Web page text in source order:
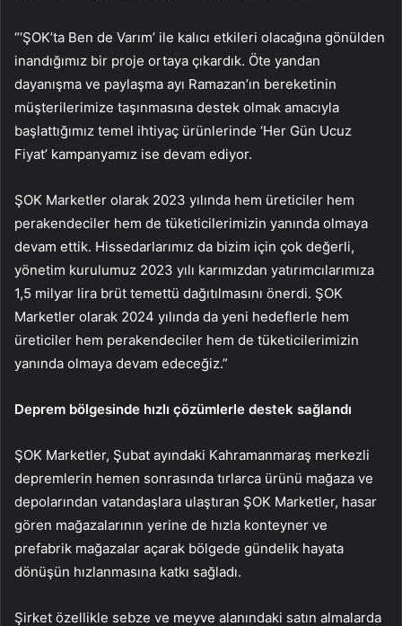
“‘ŞOK’ta Ben de Varım’ ile kalıcı etkileri olacağına gönülden
inandığımız bir proje ortaya çıkardık. Öte yandan
dayanışma ve paylaşma ayı Ramazan’ın bereketinin
müşterilerimize taşınmasına destek olmak amacıyla
başlattığımız temel ihtiyaç ürünlerinde ‘Her Gün Ucuz
Fiyat’ kampanyamız ise devam ediyor.
ŞOK Marketler olarak 2023 yılında hem üreticiler hem
perakendeciler hem de tüketicilerimizin yanında olmaya
devam ettik. Hissedarlarımız da bizim için çok değerli,
yönetim kurulumuz 2023 yılı karımızdan yatırımcılarımıza
1,5 milyar lira brüt temettü dağıtılmasını önerdi. ŞOK
Marketler olarak 2024 yılında da yeni hedeflerle hem
üreticiler hem perakendeciler hem de tüketicilerimizin
yanında olmaya devam edeceğiz.”
Deprem bölgesinde hızlı çözümlerle destek sağlandı
ŞOK Marketler, Şubat ayındaki Kahramanmaraş merkezli
depremlerin hemen sonrasında tırlarca ürünü mağaza ve
depolarından vatandaşlara ulaştıran ŞOK Marketler, hasar
gören mağazalarının yerine de hızla konteyner ve
prefabrik mağazalar açarak bölgede gündelik hayata
dönüşün hızlanmasına katkı sağladı.
Şirket özellikle sebze ve meyve alanındaki satın almalarda